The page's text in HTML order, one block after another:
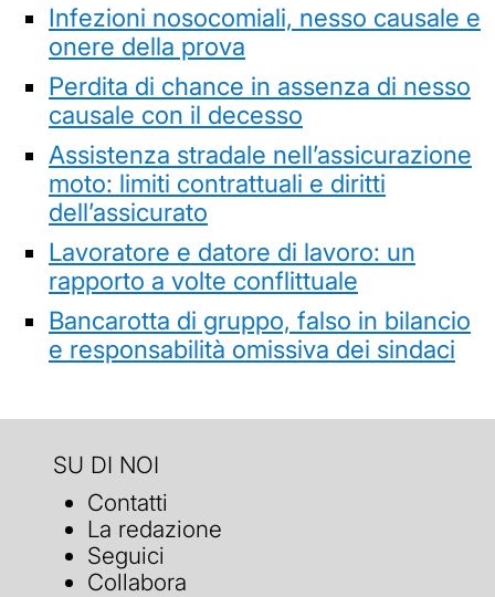
Infezioni nosocomiali, nesso causale e
onere della prova
Perdita di chance in assenza di nesso
causale con il decesso
Assistenza stradale nell’assicurazione
moto: limiti contrattuali e diritti
dell’assicurato
Lavoratore e datore di lavoro: un
rapporto a volte conflittuale
Bancarotta di gruppo, falso in bilancio
e responsabilità omissiva dei sindaci
SU DI NOI
Contatti
La redazione
Seguici
Collabora